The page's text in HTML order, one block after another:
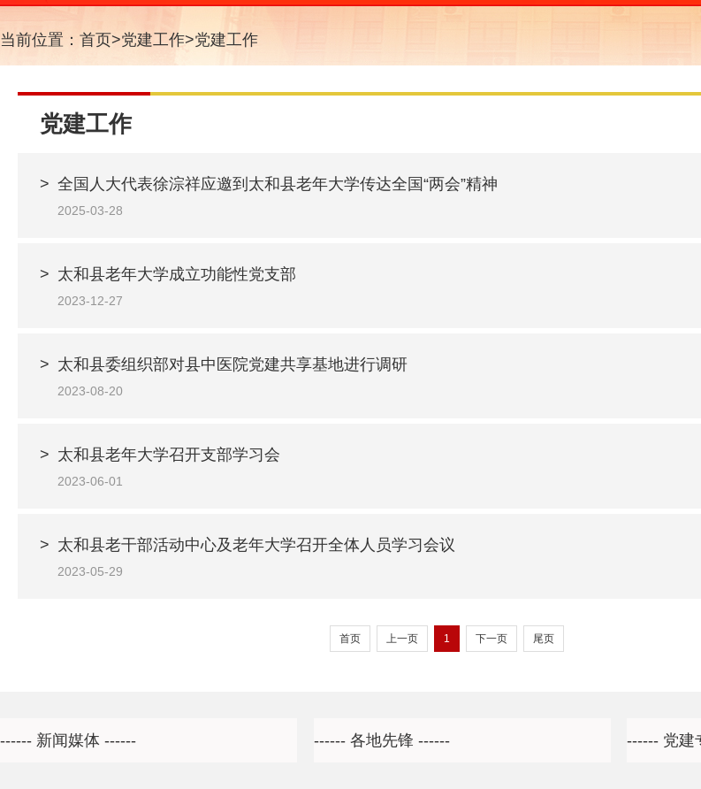
当前位置： 首页>党建工作>党建工作
党建工作
> 全国人大代表徐淙祥应邀到太和县老年大学传达全国“两会”精神
2025-03-28
> 太和县老年大学成立功能性党支部
2023-12-27
> 太和县委组织部对县中医院党建共享基地进行调研
2023-08-20
> 太和县老年大学召开支部学习会
2023-06-01
> 太和县老干部活动中心及老年大学召开全体人员学习会议
2023-05-29
首页 上一页 1 下一页 尾页